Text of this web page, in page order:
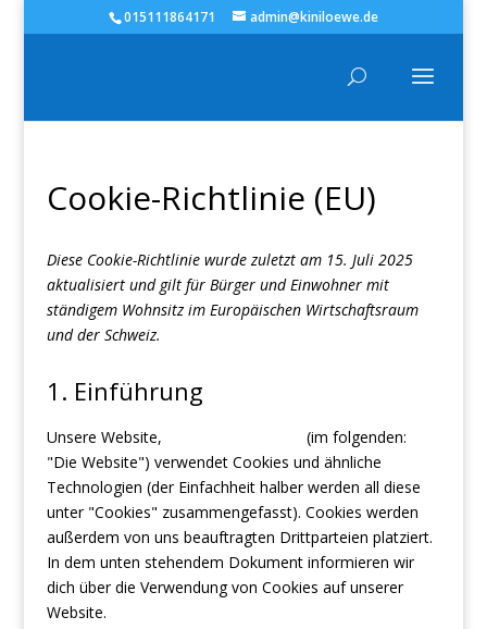
015111864171 admin@kiniloewe.de
Cookie-Richtlinie (EU)
Diese Cookie-Richtlinie wurde zuletzt am 15. Juli 2025
aktualisiert und gilt für Bürger und Einwohner mit
ständigem Wohnsitz im Europäischen Wirtschaftsraum
und der Schweiz.
1. Einführung
Unsere Website,
(im folgenden:
"Die Website") verwendet Cookies und ähnliche
Technologien (der Einfachheit halber werden all diese
unter "Cookies" zusammengefasst). Cookies werden
außerdem von uns beauftragten Drittparteien platziert.
In dem unten stehendem Dokument informieren wir
dich über die Verwendung von Cookies auf unserer
Website.